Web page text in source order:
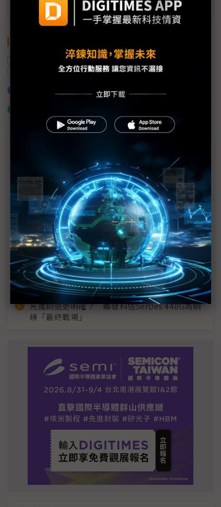
鴻海 SK集團
劉揚偉 魏哲家
加入已選取到「關鍵字追蹤」
MLCC訂單過熱、出貨比創高 村田示警全球AI基
建熱潮將趨緩
2027全年記憶體產能提前售罄 買家「祕而不
宣」只怕買不夠
英特爾EMIB良率達標 聯發科第2代ASIC產品
2028準時量產
SpaceX晶片採購大轉向 Elon Musk捨超微全面
採用NVIDIA
光進銅退更明確？ 聯發科估SerDes 448G為銅
線「最終戰場」